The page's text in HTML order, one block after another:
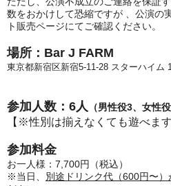
数をおかけして恐縮ですが 、公演の
ト販売ページにてご確認ください。
場所：Bar J FARM
東京都新宿区新宿5-11-28 スターハイム
参加人数：6人 （男性役3、女性役
【※性別は揃えなくても遊べます
参加料金
お一人様：7,700円（税込）
※当日、 別途ドリンク代（600円〜